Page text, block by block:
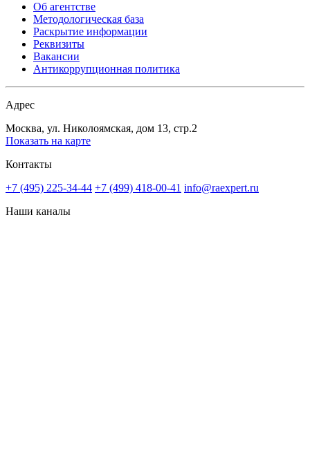
Об агентстве
Методологическая база
Раскрытие информации
Реквизиты
Вакансии
Антикоррупционная политика
Адрес
Москва, ул. Николоямская, дом 13, стр.2
Показать на карте
Контакты
+7 (495) 225-34-44 +7 (499) 418-00-41 info@raexpert.ru
Наши каналы